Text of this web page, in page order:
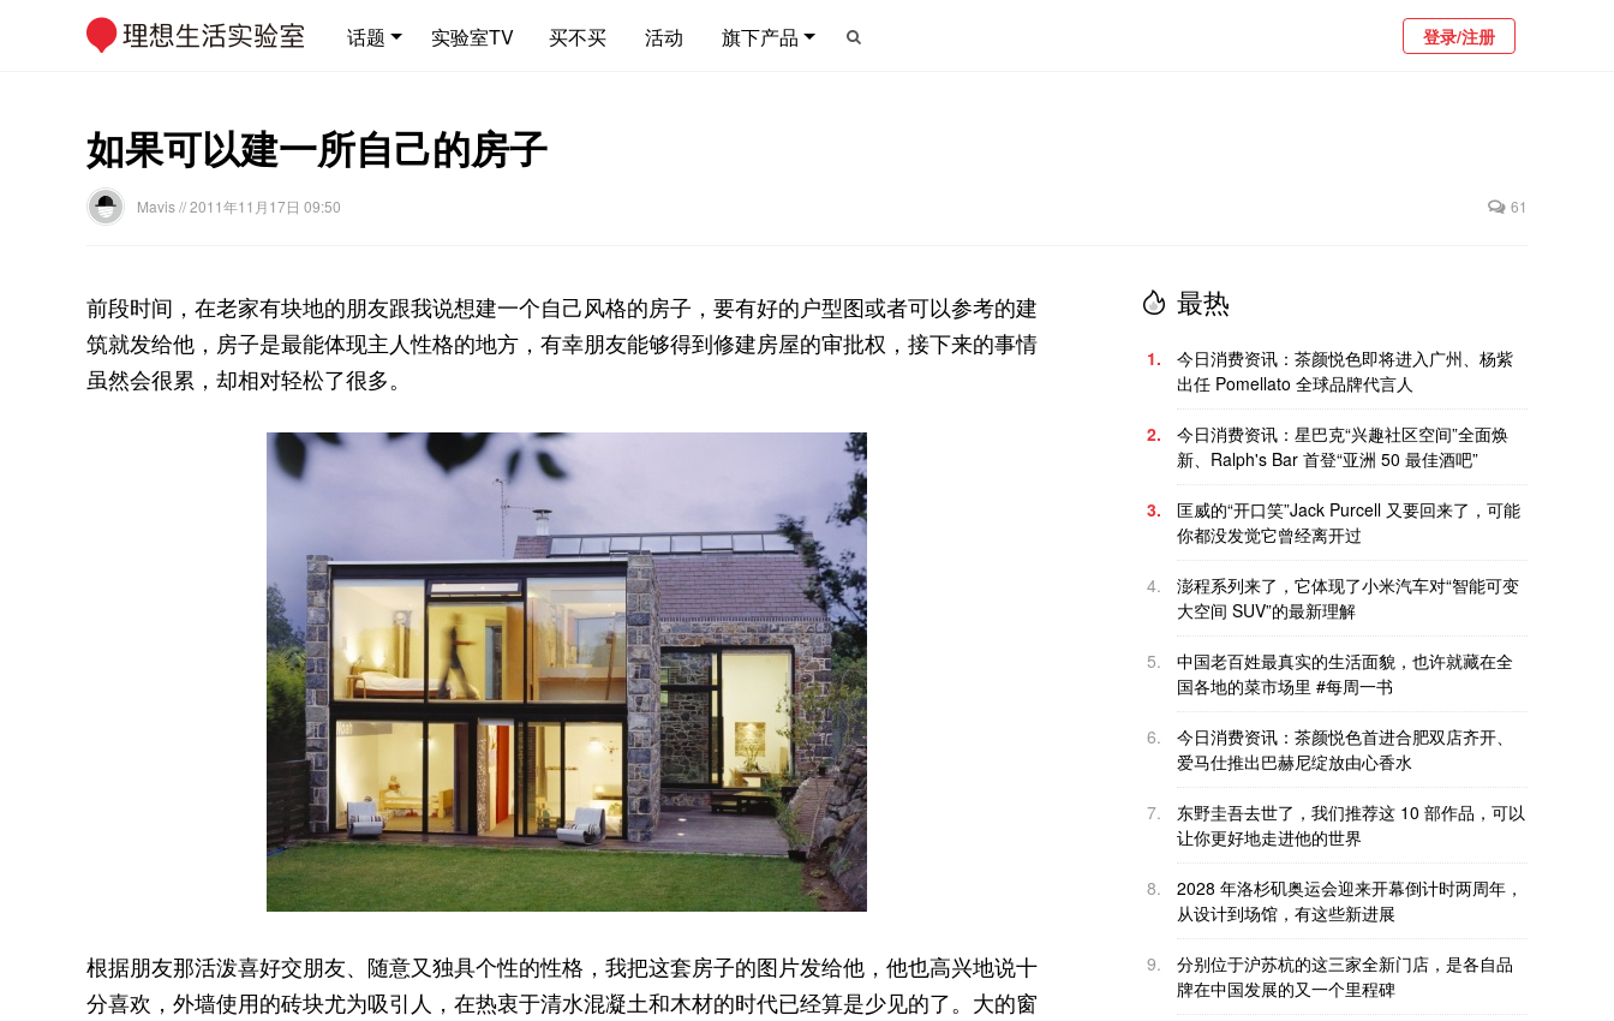
话题 实验室TV 买不买 活动 旗下产品 登录/注册
如果可以建一所自己的房子
Mavis// 2011年11月17日 09:50 61
前段时间，在老家有块地的朋友跟我说想建一个自己风格的房子，要有好的户型图或者可以参考的建
筑就发给他，房子是最能体现主人性格的地方，有幸朋友能够得到修建房屋的审批权，接下来的事情
虽然会很累，却相对轻松了很多。
根据朋友那活泼喜好交朋友、随意又独具个性的性格，我把这套房子的图片发给他，他也高兴地说十
分喜欢，外墙使用的砖块尤为吸引人，在热衷于清水混凝土和木材的时代已经算是少见的了。大的窗
最热
1.
今日消费资讯：茶颜悦色即将进入广州、杨紫
出任 Pomellato 全球品牌代言人
2.
今日消费资讯：星巴克“兴趣社区空间”全面焕
新、Ralph's Bar 首登“亚洲 50 最佳酒吧”
3.
匡威的“开口笑”Jack Purcell 又要回来了，可能
你都没发觉它曾经离开过
4.
澎程系列来了，它体现了小米汽车对“智能可变
大空间 SUV”的最新理解
5.
中国老百姓最真实的生活面貌，也许就藏在全
国各地的菜市场里 #每周一书
6.
今日消费资讯：茶颜悦色首进合肥双店齐开、
爱马仕推出巴赫尼绽放由心香水
7.
东野圭吾去世了，我们推荐这 10 部作品，可以
让你更好地走进他的世界
8.
2028 年洛杉矶奥运会迎来开幕倒计时两周年，
从设计到场馆，有这些新进展
9.
分别位于沪苏杭的这三家全新门店，是各自品
牌在中国发展的又一个里程碑